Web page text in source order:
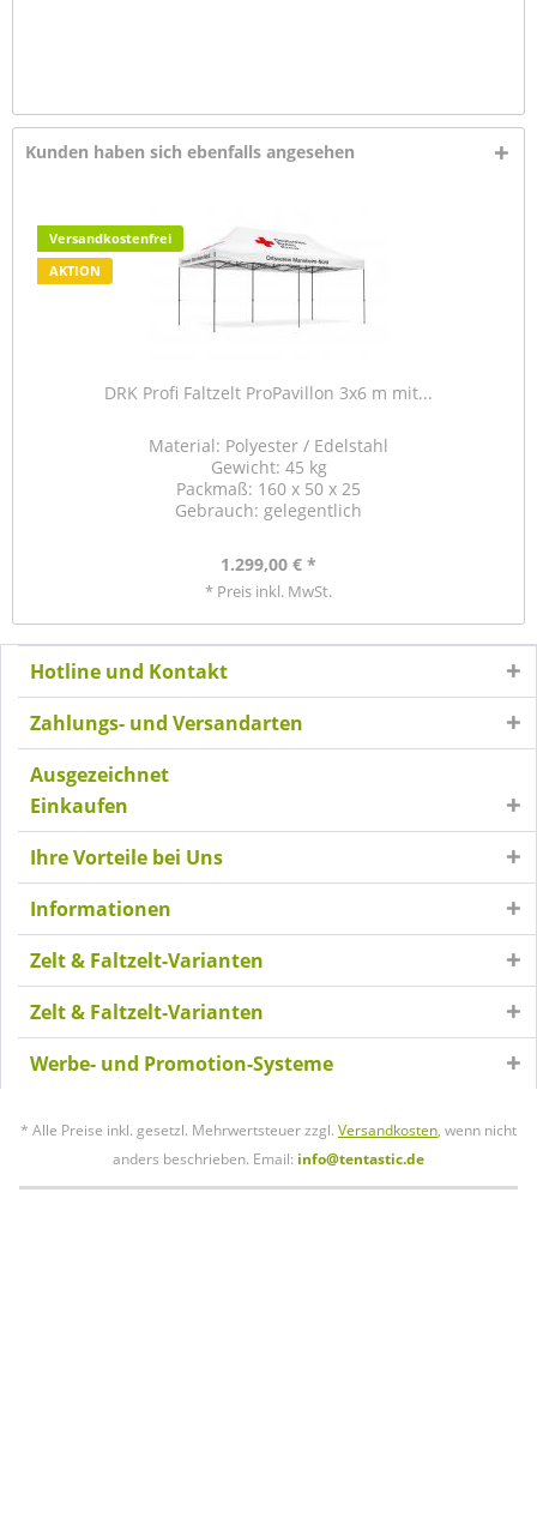
Kunden haben sich ebenfalls angesehen
Versandkostenfrei
AKTION
DRK Profi Faltzelt ProPavillon 3x6 m mit...
Material: Polyester / Edelstahl
Gewicht: 45 kg
Packmaß: 160 x 50 x 25
Gebrauch: gelegentlich
1.299,00 € *
* Preis inkl. MwSt.
Hotline und Kontakt
Zahlungs- und Versandarten
Ausgezeichnet
Einkaufen
Ihre Vorteile bei Uns
Informationen
Zelt & Faltzelt-Varianten
Zelt & Faltzelt-Varianten
Werbe- und Promotion-Systeme
* Alle Preise inkl. gesetzl. Mehrwertsteuer zzgl. Versandkosten, wenn nicht
anders beschrieben. Email: info@tentastic.de